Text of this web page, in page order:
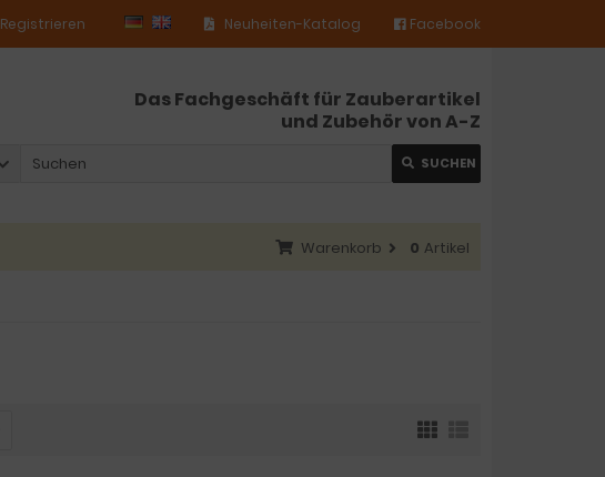
Facebook
Neuheiten-Katalog
Registrieren
Das Fachgeschäft für Zauberartikel
und Zubehör von A-Z
SUCHEN
Warenkorb 0 Artikel